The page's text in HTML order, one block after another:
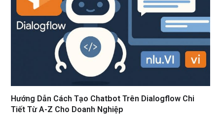
Hướng Dẫn Cách Tạo Chatbot Trên Dialogflow Chi
Tiết Từ A-Z Cho Doanh Nghiệp